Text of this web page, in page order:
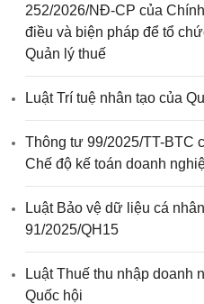
252/2026/NĐ-CP của
điều và biện pháp để tổ
Quản lý thuế
Luật Trí tuệ nhân tạo của
Thông tư 99/2025/TT-BTC
Chế độ kế toán doanh
Luật Bảo vệ dữ liệu cá
91/2025/QH15
Luật Thuế thu nhập doanh
Quốc hội